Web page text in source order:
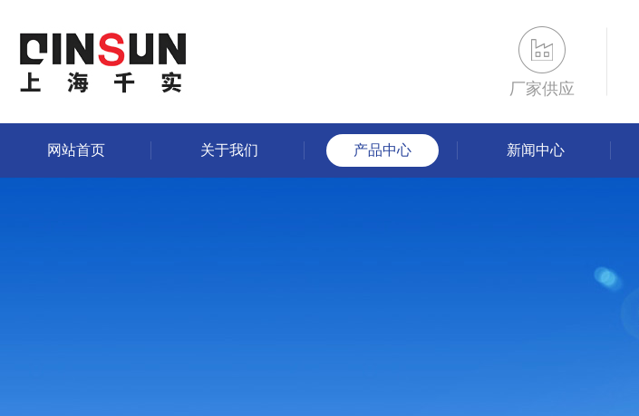
厂家供应
网站首页 关于我们 产品中心 新闻中心